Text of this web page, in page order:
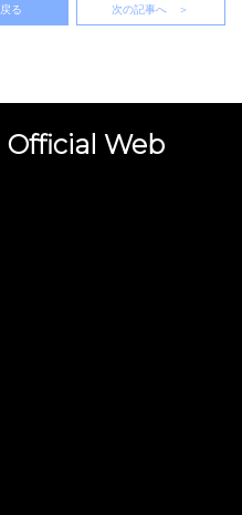
る 次の記事へ ＞
Web